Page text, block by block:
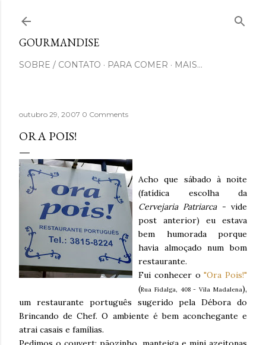
GOURMANDISE
SOBRE / CONTATO PARA COMER MAIS…
outubro 29, 2007 0 Comments
ORA POIS!
Acho que sábado à noite
(fatídica escolha da
Cervejaria Patriarca- vide
post anterior) eu estava
bem humorada porque
havia almoçado num bom
restaurante.
Fui conhecer o"Ora Pois!"
(Rua Fidalga, 408 - Vila Madalena),
um restaurante português sugerido pela Débora do
Brincando de Chef. O ambiente é bem aconchegante e
atrai casais e famílias.